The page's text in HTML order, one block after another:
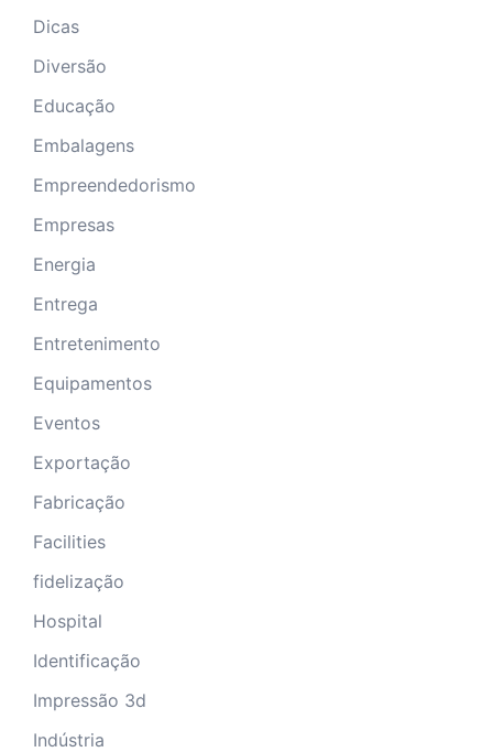
Dicas
Diversão
Educação
Embalagens
Empreendedorismo
Empresas
Energia
Entrega
Entretenimento
Equipamentos
Eventos
Exportação
Fabricação
Facilities
fidelização
Hospital
Identificação
Impressão 3d
Indústria